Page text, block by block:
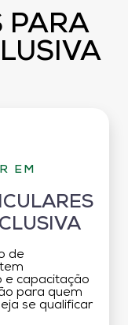
PARA
EM
de
e capacitação
para quem
se qualificar